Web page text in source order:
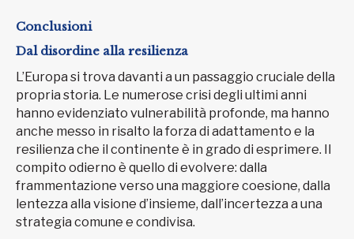
Conclusioni
Dal disordine alla resilienza
L’Europa si trova davanti a un passaggio cruciale della
propria storia. Le numerose crisi degli ultimi anni
hanno evidenziato vulnerabilità profonde, ma hanno
anche messo in risalto la forza di adattamento e la
resilienza che il continente è in grado di esprimere. Il
compito odierno è quello di evolvere: dalla
frammentazione verso una maggiore coesione, dalla
lentezza alla visione d’insieme, dall’incertezza a una
strategia comune e condivisa.